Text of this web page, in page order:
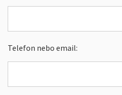
Telefon nebo email: